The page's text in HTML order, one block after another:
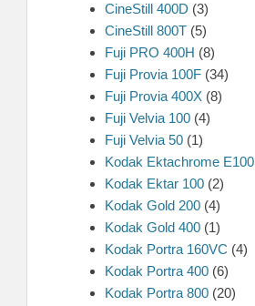
CineStill 400D (3)
CineStill 800T (5)
Fuji PRO 400H (8)
Fuji Provia 100F (34)
Fuji Provia 400X (8)
Fuji Velvia 100 (4)
Fuji Velvia 50 (1)
Kodak Ektachrome E100
Kodak Ektar 100 (2)
Kodak Gold 200 (4)
Kodak Gold 400 (1)
Kodak Portra 160VC (4)
Kodak Portra 400 (6)
Kodak Portra 800 (20)